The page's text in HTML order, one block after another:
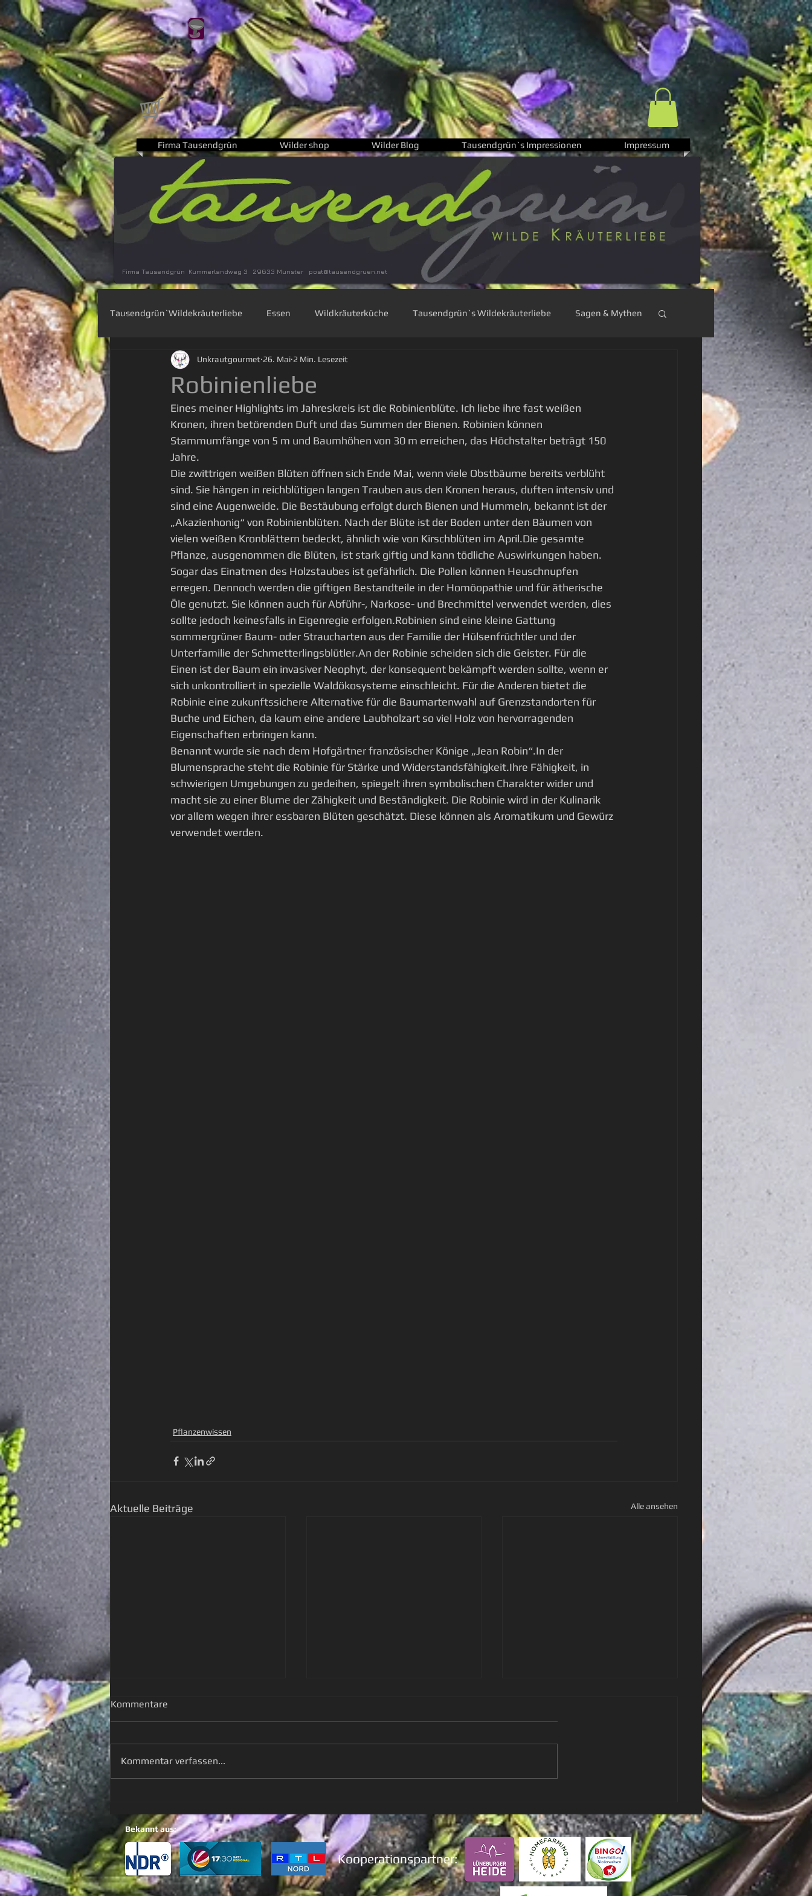
Firma Tausendgrün Wilder shop Wilder Blog Tausendgrün`s Impressionen Impressum
Firma Tausendgrün Kummerlandweg 3 29633 Munster post@tausendgruen.net
Tausendgrün`Wildekräuterliebe Essen Wildkräuterküche Tausendgrün`s Wildekräuterliebe Sagen & Mythen
Wiesenapotheke Heilpflanzen Waldkräuter
Basteln mit der Natur Pflanzenwissen
Robinienliebe
Unkrautgourmet 26. Mai 2 Min. Lesezeit
Eines meiner Highlights im Jahreskreis ist die Robinienblüte. Ich liebe ihre fast weißen
Kronen, ihren betörenden Duft und das Summen der Bienen. Robinien können
Stammumfänge von 5 m und Baumhöhen von 30 m erreichen, das Höchstalter beträgt 150
Jahre.
Die zwittrigen weißen Blüten öffnen sich Ende Mai, wenn viele Obstbäume bereits verblüht
sind. Sie hängen in reichblütigen langen Trauben aus den Kronen heraus, duften intensiv und
sind eine Augenweide. Die Bestäubung erfolgt durch Bienen und Hummeln, bekannt ist der
„Akazienhonig“ von Robinienblüten. Nach der Blüte ist der Boden unter den Bäumen von
vielen weißen Kronblättern bedeckt, ähnlich wie von Kirschblüten im April.Die gesamte
Pflanze, ausgenommen die Blüten, ist stark giftig und kann tödliche Auswirkungen haben.
Sogar das Einatmen des Holzstaubes ist gefährlich. Die Pollen können Heuschnupfen
erregen. Dennoch werden die giftigen Bestandteile in der Homöopathie und für ätherische
Öle genutzt. Sie können auch für Abführ-, Narkose- und Brechmittel verwendet werden, dies
sollte jedoch keinesfalls in Eigenregie erfolgen.Robinien sind eine kleine Gattung
sommergrüner Baum- oder Straucharten aus der Familie der Hülsenfrüchtler und der
Unterfamilie der Schmetterlingsblütler.An der Robinie scheiden sich die Geister. Für die
Einen ist der Baum ein invasiver Neophyt, der konsequent bekämpft werden sollte, wenn er
sich unkontrolliert in spezielle Waldökosysteme einschleicht. Für die Anderen bietet die
Robinie eine zukunftssichere Alternative für die Baumartenwahl auf Grenzstandorten für
Buche und Eichen, da kaum eine andere Laubholzart so viel Holz von hervorragenden
Eigenschaften erbringen kann.
Benannt wurde sie nach dem Hofgärtner französischer Könige „Jean Robin“.In der
Blumensprache steht die Robinie für Stärke und Widerstandsfähigkeit.Ihre Fähigkeit, in
schwierigen Umgebungen zu gedeihen, spiegelt ihren symbolischen Charakter wider und
macht sie zu einer Blume der Zähigkeit und Beständigkeit. Die Robinie wird in der Kulinarik
vor allem wegen ihrer essbaren Blüten geschätzt. Diese können als Aromatikum und Gewürz
verwendet werden.
Pflanzenwissen
Aktuelle Beiträge Alle ansehen
Kommentare
Kommentar verfassen...
Bekannt aus:
Kooperationspartner: